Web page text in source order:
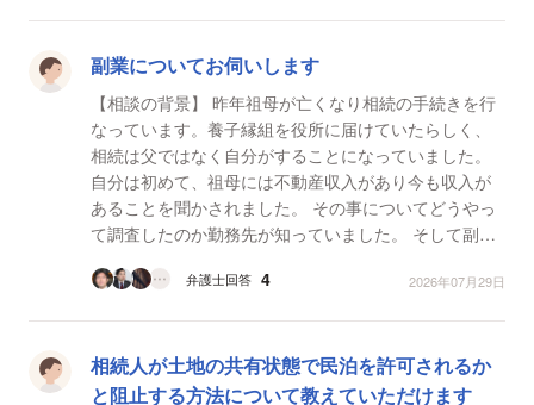
副業についてお伺いします
【相談の背景】 昨年祖母が亡くなり相続の手続きを行
なっています。養子縁組を役所に届けていたらしく、
相続は父ではなく自分がすることになっていました。
自分は初めて、祖母には不動産収入があり今も収入が
あることを聞かされました。 その事についてどうやっ
て調査したのか勤務先が知っていました。 そして副業
障...
弁護士回答 4 2026年07月29日
相続人が土地の共有状態で民泊を許可されるか
と阻止する方法について教えていただけます